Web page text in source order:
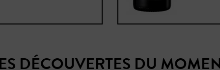
DÉCOUVERTES DU